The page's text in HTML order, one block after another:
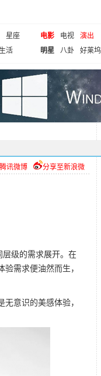
星座
生活
电影 电视
演出
明星
八卦 好莱坞
分享至新浪微
讯微博
级的需求展开。在
需求便油然而生，
意识的美感体验，